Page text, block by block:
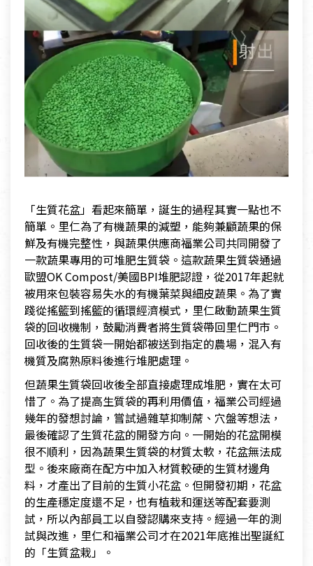
「生質花盆」看起來簡單，誕生的過程其實一點也不
簡單。里仁為了有機蔬果的減塑，能夠兼顧蔬果的保
鮮及有機完整性，與蔬果供應商福業公司共同開發了
一款蔬果專用的可堆肥生質袋。這款蔬果生質袋通過
歐盟OK Compost/美國BPI堆肥認證，從2017年起就
被用來包裝容易失水的有機葉菜與細皮蔬果。為了實
踐從搖籃到搖籃的循環經濟模式，里仁啟動蔬果生質
袋的回收機制，鼓勵消費者將生質袋帶回里仁門市。
回收後的生質袋一開始都被送到指定的農場，混入有
機質及腐熟原料後進行堆肥處理。
但蔬果生質袋回收後全部直接處理成堆肥，實在太可
惜了。為了提高生質袋的再利用價值，福業公司經過
幾年的發想討論，嘗試過雜草抑制蓆、穴盤等想法，
最後確認了生質花盆的開發方向。一開始的花盆開模
很不順利，因為蔬果生質袋的材質太軟，花盆無法成
型。後來廠商在配方中加入材質較硬的生質材邊角
料，才產出了目前的生質小花盆。但開發初期，花盆
的生產穩定度還不足，也有植栽和運送等配套要測
試，所以內部員工以自發認購來支持。經過一年的測
試與改進，里仁和福業公司才在2021年底推出聖誕紅
的「生質盆栽」。